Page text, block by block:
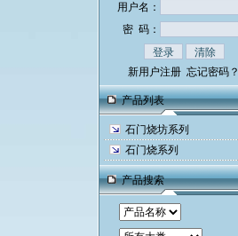
用户名：
密 码：
新用户注册 忘记密码？
产品列表
石门烧坊系列
石门烧系列
产品搜索